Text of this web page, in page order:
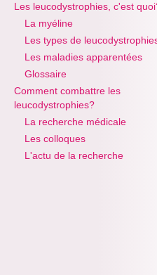
Les leucodystrophies, c'est
La myéline
Les types de
Les maladies apparentées
Glossaire
Comment combattre les
leucodystrophies?
La recherche médicale
Les colloques
L'actu de la recherche